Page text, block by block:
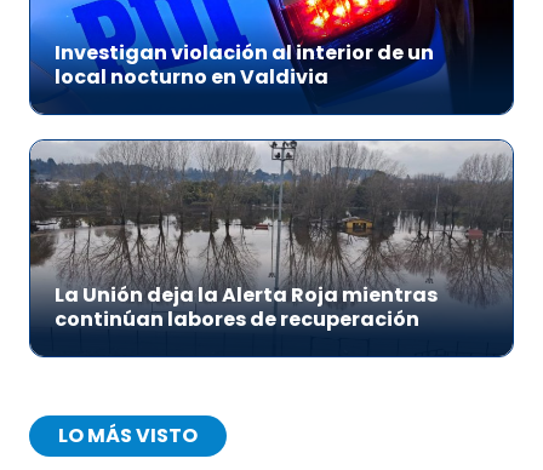
Investigan violación al interior de un
local nocturno en Valdivia
La Unión deja la Alerta Roja mientras
continúan labores de recuperación
LO MÁS VISTO